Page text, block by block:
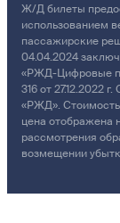
Ж/Д билеты
использованием
пассажирские
04.04.2024
«РЖД-Цифровые
316 от 27.12.2022
«РЖД». Стоимость
цена отображена
рассмотрения
возмещении